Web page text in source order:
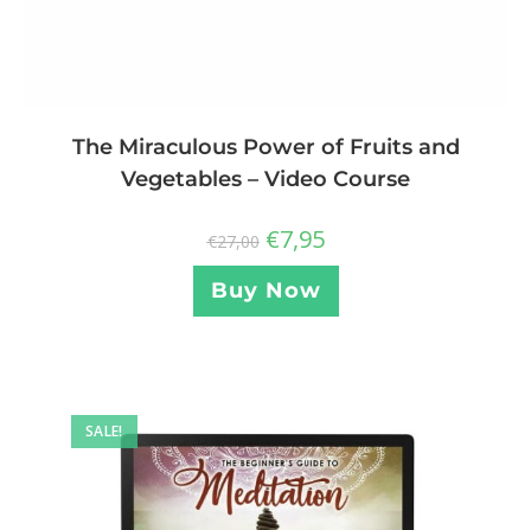
The Miraculous Power of Fruits and
Vegetables – Video Course
€27,00 €7,95
Buy Now
SALE!